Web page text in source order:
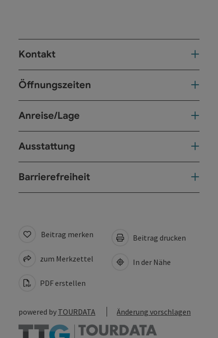
Kontakt
Öffnungszeiten
Anreise/Lage
Ausstattung
Barrierefreiheit
Beitrag merken
zum Merkzettel
PDF erstellen
Beitrag drucken
In der Nähe
powered by TOURDATA Änderung vorschlagen